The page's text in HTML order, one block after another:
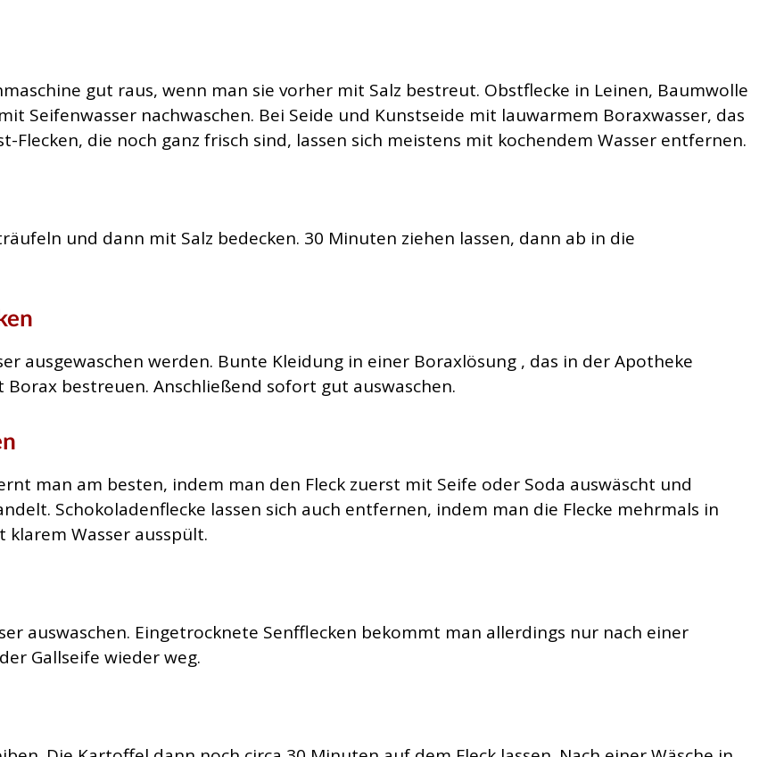
gut raus, wenn man sie vorher mit Salz bestreut. Obstflecke in Leinen, Baumwolle
Seifenwasser nachwaschen. Bei Seide und Kunstseide mit lauwarmem Boraxwasser, das
die noch ganz frisch sind, lassen sich meistens mit kochendem Wasser entfernen.
und dann mit Salz bedecken. 30 Minuten ziehen lassen, dann ab in die
ausgewaschen werden. Bunte Kleidung in einer Boraxlösung , das in der Apotheke
bestreuen. Anschließend sofort gut auswaschen.
man am besten, indem man den Fleck zuerst mit Seife oder Soda auswäscht und
Schokoladenflecke lassen sich auch entfernen, indem man die Flecke mehrmals in
Wasser ausspült.
auswaschen. Eingetrocknete Senfflecken bekommt man allerdings nur nach einer
Gallseife wieder weg.